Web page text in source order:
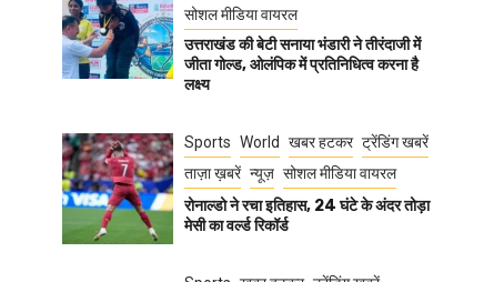
सोशल मीडिया वायरल
उत्तराखंड की बेटी सनाया भंडारी ने तीरंदाजी में
जीता गोल्ड, ओलंपिक में प्रतिनिधित्व करना है
लक्ष्य
Sports World खबर हटकर ट्रेंडिंग खबरें
ताज़ा ख़बरें न्यूज़ सोशल मीडिया वायरल
रोनाल्डो ने रचा इतिहास, 24 घंटे के अंदर तोड़ा
मेसी का वर्ल्ड रिकॉर्ड